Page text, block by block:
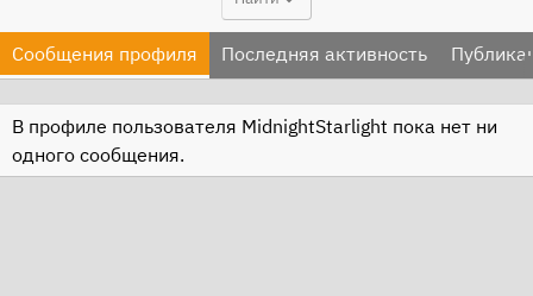
Сообщения профиля Последняя активность
В профиле пользователя MidnightStarlight пока нет ни
одного сообщения.